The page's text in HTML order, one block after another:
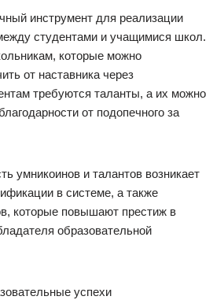
инструмент для реализации
студентами и учащимися школ.
которые можно
от наставника через
требуются таланты, а их можно
от подопечного за
умникоинов и талантов возникает
в системе, а также
которые повышают престиж в
образовательной
успехи